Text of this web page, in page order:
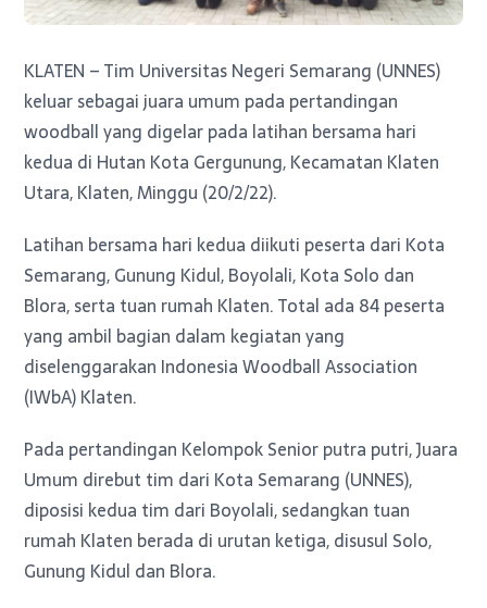
KLATEN – Tim Universitas Negeri Semarang (UNNES)
keluar sebagai juara umum pada pertandingan
woodball yang digelar pada latihan bersama hari
kedua di Hutan Kota Gergunung, Kecamatan Klaten
Utara, Klaten, Minggu (20/2/22).
Latihan bersama hari kedua diikuti peserta dari Kota
Semarang, Gunung Kidul, Boyolali, Kota Solo dan
Blora, serta tuan rumah Klaten. Total ada 84 peserta
yang ambil bagian dalam kegiatan yang
diselenggarakan Indonesia Woodball Association
(IWbA) Klaten.
Pada pertandingan Kelompok Senior putra putri, Juara
Umum direbut tim dari Kota Semarang (UNNES),
diposisi kedua tim dari Boyolali, sedangkan tuan
rumah Klaten berada di urutan ketiga, disusul Solo,
Gunung Kidul dan Blora.